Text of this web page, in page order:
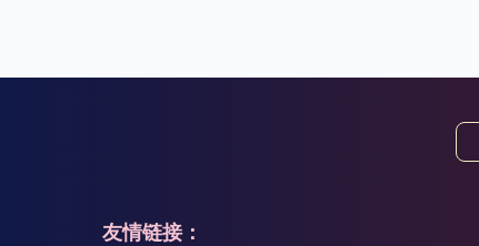
友情链接：